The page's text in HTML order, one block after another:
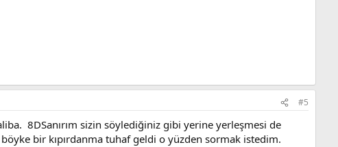
#5
8DSanırım sizin söylediğiniz gibi yerine yerleşmesi de
bir kıpırdanma tuhaf geldi o yüzden sormak istedim.